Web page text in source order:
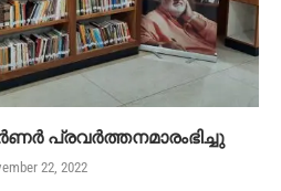
പ്രവർത്തനമാരംഭിച്ചു
22, 2022